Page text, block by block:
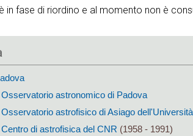
in fase di riordino e al momento non è
Osservatorio astronomico di Padova
Osservatorio astrofisico di Asiago
Centro di astrofisica del CNR (1958 - 1991)